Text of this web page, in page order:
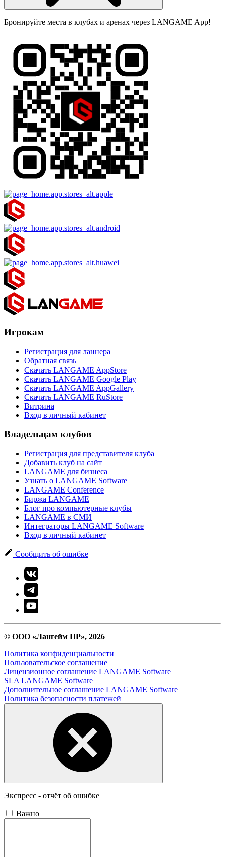
Бронируйте места в клубах и аренах через LANGAME App!
Игрокам
Регистрация для ланнера
Обратная связь
Скачать LANGAME AppStore
Скачать LANGAME Google Play
Скачать LANGAME AppGallery
Скачать LANGAME RuStore
Витрина
Вход в личный кабинет
Владельцам клубов
Регистрация для представителя клуба
Добавить клуб на сайт
LANGAME для бизнеса
Узнать о LANGAME Software
LANGAME Conference
Биржа LANGAME
Блог про компьютерные клубы
LANGAME в СМИ
Интеграторы LANGAME Software
Вход в личный кабинет
Сообщить об ошибке
© ООО «Лангейм ПР», 2026
Политика конфиденциальности
Пользовательское соглашение
Лицензионное соглашение LANGAME Software
SLA LANGAME Software
Дополнительное соглашение LANGAME Software
Политика безопасности платежей
Экспресс - отчёт об ошибке
Важно